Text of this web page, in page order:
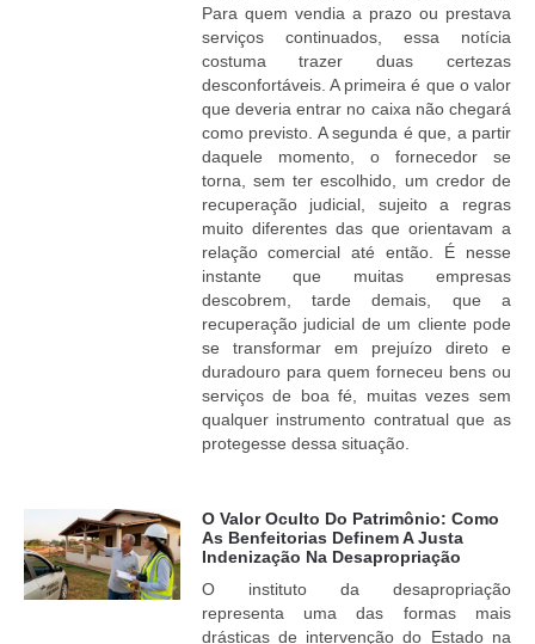
Para quem vendia a prazo ou prestava
serviços continuados, essa notícia
costuma trazer duas certezas
desconfortáveis. A primeira é que o valor
que deveria entrar no caixa não chegará
como previsto. A segunda é que, a partir
daquele momento, o fornecedor se
torna, sem ter escolhido, um credor de
recuperação judicial, sujeito a regras
muito diferentes das que orientavam a
relação comercial até então. É nesse
instante que muitas empresas
descobrem, tarde demais, que a
recuperação judicial de um cliente pode
se transformar em prejuízo direto e
duradouro para quem forneceu bens ou
serviços de boa fé, muitas vezes sem
qualquer instrumento contratual que as
protegesse dessa situação.
O Valor Oculto Do Patrimônio: Como
As Benfeitorias Definem A Justa
Indenização Na Desapropriação
O instituto da desapropriação
representa uma das formas mais
drásticas de intervenção do Estado na